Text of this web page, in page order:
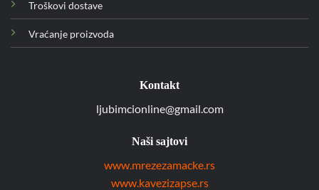
Troškovi dostave
Vraćanje proizvoda
Kontakt
ljubimcionline@gmail.com
Naši sajtovi
www.mrezezamacke.rs
www.kavezizapse.rs